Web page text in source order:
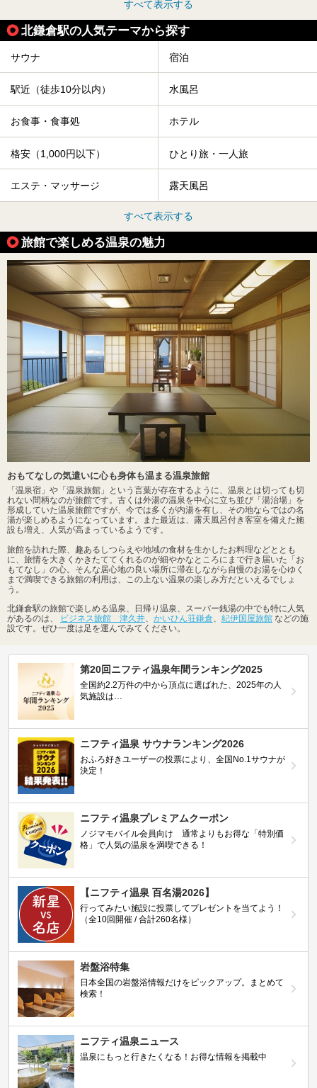
すべて表示する
北鎌倉駅の人気テーマから探す
サウナ 宿泊
駅近（徒歩10分以内） 水風呂
お食事・食事処 ホテル
格安（1,000円以下） ひとり旅・一人旅
エステ・マッサージ 露天風呂
すべて表示する
旅館で楽しめる温泉の魅力
おもてなしの気遣いに心も身体も温まる温泉旅館
「温泉宿」や「温泉旅館」という言葉が存在するように、温泉とは切っても切
れない間柄なのが旅館です。古くは外湯の温泉を中心に立ち並び「湯治場」を
形成していた温泉旅館ですが、今では多くが内湯を有し、その地ならではの名
湯が楽しめるようになっています。また最近は、露天風呂付き客室を備えた施
設も増え、人気が高まっているようです。
旅館を訪れた際、趣あるしつらえや地域の食材を生かしたお料理などととも
に、旅情を大きくかきたててくれるのが細やかなところにまで行き届いた「お
もてなし」の心。そんな居心地の良い場所に滞在しながら自慢のお湯を心ゆく
まで満喫できる旅館の利用は、この上ない温泉の楽しみ方だといえるでしょ
う。
北鎌倉駅の旅館で楽しめる温泉、日帰り温泉、スーパー銭湯の中でも特に人気
があるのは、
ビジネス旅館 津久井 かいひん荘鎌倉 紀伊国屋旅館 などの施
設です。ぜひ一度は足を運んでみてください。
第20回ニフティ温泉年間ランキング2025
全国約2.2万件の中から頂点に選ばれた、2025年の人
気施設は…
ニフティ温泉 サウナランキング2026
おふろ好きユーザーの投票により、全国No.1サウナが
決定！
ニフティ温泉プレミアムクーポン
ノジマモバイル会員向け 通常よりもお得な「特別価
格」で人気の温泉を満喫できる！
【ニフティ温泉 百名湯2026】
行ってみたい施設に投票してプレゼントを当てよう！
（全10回開催 / 合計260名様）
岩盤浴特集
日本全国の岩盤浴情報だけをピックアップ。まとめて
検索！
ニフティ温泉ニュース
温泉にもっと行きたくなる！お得な情報を掲載中